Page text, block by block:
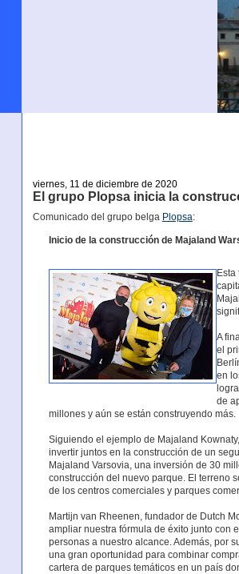
viernes, 11 de diciembre de 2020
El grupo Plopsa inicia la
Comunicado del grupo belga Plopsa:
Inicio de la construcción de Majaland
A
el
en
de
millones y aún se están construyendo más.
Siguiendo el ejemplo de Majaland
invertir juntos en la construcción de un
Majaland Varsovia, una inversión de 30
construcción del nuevo parque. El terreno
de los centros comerciales y parques
Martijn van Rheenen, fundador de Dutch
ampliar nuestra fórmula de éxito junto con
personas a nuestro alcance. Además, por
una gran oportunidad para combinar
cartera de parques temáticos en un país